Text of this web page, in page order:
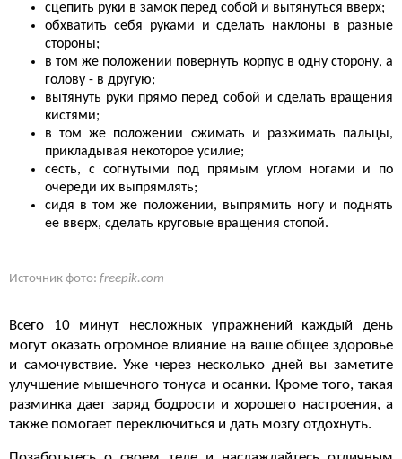
сцепить руки в замок перед собой и вытянуться вверх;
обхватить себя руками и сделать наклоны в разные
стороны;
в том же положении повернуть корпус в одну сторону, а
голову - в другую;
вытянуть руки прямо перед собой и сделать вращения
кистями;
в том же положении сжимать и разжимать пальцы,
прикладывая некоторое усилие;
сесть, с согнутыми под прямым углом ногами и по
очереди их выпрямлять;
сидя в том же положении, выпрямить ногу и поднять
ее вверх, сделать круговые вращения стопой.
Источник фото: freepik.com
Всего 10 минут несложных упражнений каждый день
могут оказать огромное влияние на ваше общее здоровье
и самочувствие. Уже через несколько дней вы заметите
улучшение мышечного тонуса и осанки. Кроме того, такая
разминка дает заряд бодрости и хорошего настроения, а
также помогает переключиться и дать мозгу отдохнуть.